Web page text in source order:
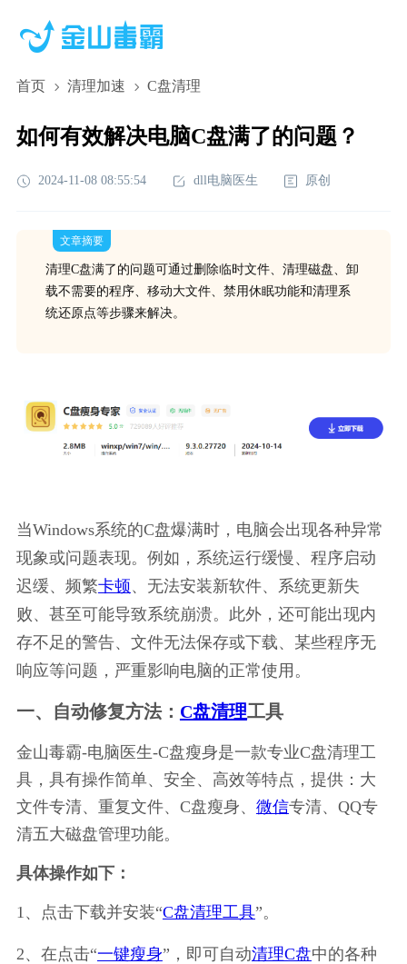
首页 清理加速 C盘清理
如何有效解决电脑C盘满了的问题？
2024-11-08 08:55:54 dll电脑医生 原创
文章摘要
清理C盘满了的问题可通过删除临时文件、清理磁盘、卸
载不需要的程序、移动大文件、禁用休眠功能和清理系
统还原点等步骤来解决。
当Windows系统的C盘爆满时，电脑会出现各种异常
现象或问题表现。例如，系统运行缓慢、程序启动
迟缓、频繁卡顿、无法安装新软件、系统更新失
败、甚至可能导致系统崩溃。此外，还可能出现内
存不足的警告、文件无法保存或下载、某些程序无
响应等问题，严重影响电脑的正常使用。
一、自动修复方法： C盘清理工具
金山毒霸-电脑医生-C盘瘦身是一款专业C盘清理工
具，具有操作简单、安全、高效等特点，提供：大
文件专清、重复文件、C盘瘦身、 微信专清、QQ专
清五大磁盘管理功能。
具体操作如下：
1、点击下载并安装“C盘清理工具”。
2、在点击“一键瘦身”，即可自动清理C盘中的各种